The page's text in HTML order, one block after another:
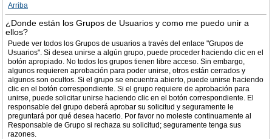
Arriba
¿Donde están los Grupos de Usuarios y como me puedo unir a
ellos?
Puede ver todos los Grupos de usuarios a través del enlace "Grupos de
Usuarios". Si desea unirse a algún grupo, puede proceder haciendo clic en el
botón apropiado. No todos los grupos tienen libre acceso. Sin embargo,
algunos requieren aprobación para poder unirse, otros están cerrados y
algunos son ocultos. Si el grupo se encuentra abierto, puede unirse haciendo
clic en el botón correspondiente. Si el grupo requiere de aprobación para
unirse, puede solicitar unirse haciendo clic en el botón correspondiente. El
responsable del grupo deberá aprobar su solicitud y seguramente le
preguntará por qué desea hacerlo. Por favor no moleste continuamente al
Responsable de Grupo si rechaza su solicitud; seguramente tenga sus
razones.